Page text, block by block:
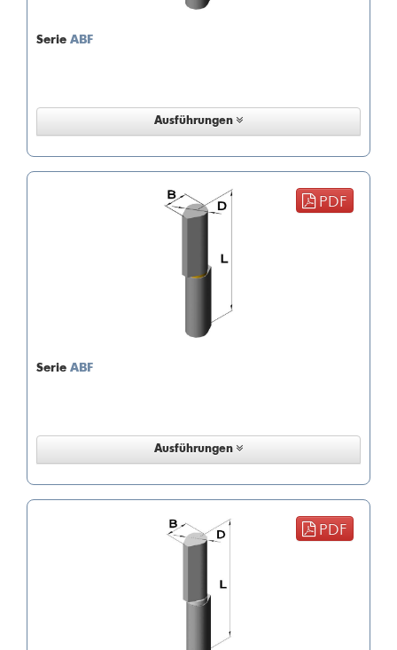
Serie ABF
Ausführungen
PDF
Serie ABF
Ausführungen
PDF